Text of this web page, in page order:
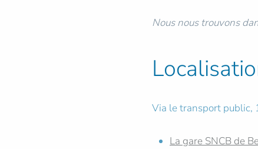
Nous nous trouvons
Via le transport public,
La gare SNCB de